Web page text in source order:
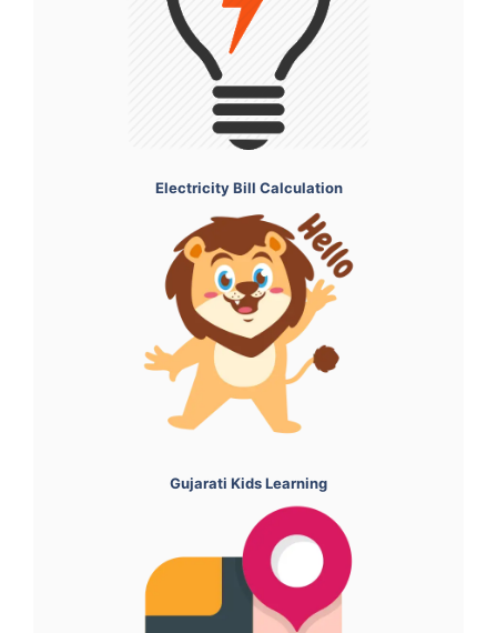
Electricity Bill Calculation
Gujarati Kids Learning